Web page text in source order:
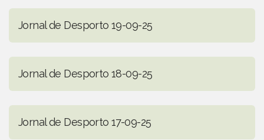
Jornal de Desporto 19-09-25
Jornal de Desporto 18-09-25
Jornal de Desporto 17-09-25